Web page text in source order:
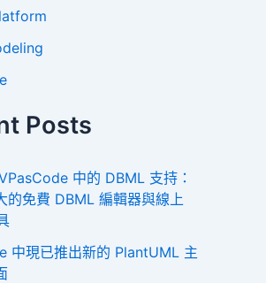
Posts
中的 DBML 支持：
的免費 DBML 編輯器與線上
中現已推出新的 PlantUML 主